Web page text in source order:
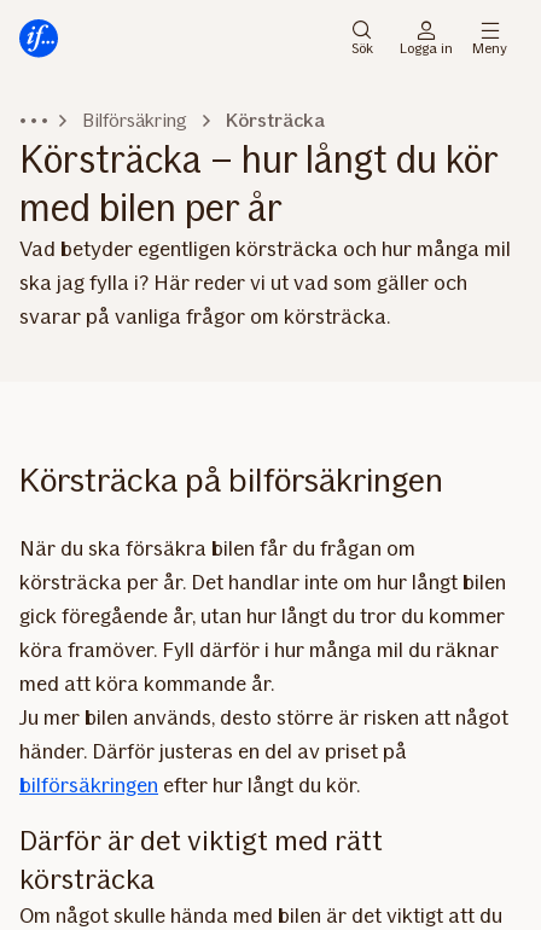
direkt
huvudmenyn
direkt
innehåll
Sök Logga in Meny
Bilförsäkring Körsträcka
Körsträcka – hur långt du kör
med bilen per år
Vad betyder egentligen körsträcka och hur många mil
ska jag fylla i? Här reder vi ut vad som gäller och
svarar på vanliga frågor om körsträcka.
Körsträcka på bilförsäkringen
När du ska försäkra bilen får du frågan om
körsträcka per år. Det handlar inte om hur långt bilen
gick föregående år, utan hur långt du tror du kommer
köra framöver. Fyll därför i hur många mil du räknar
med att köra kommande år.
Ju mer bilen används, desto större är risken att något
händer. Därför justeras en del av priset på
bilförsäkringen efter hur långt du kör.
Därför är det viktigt med rätt
körsträcka
Om något skulle hända med bilen är det viktigt att du